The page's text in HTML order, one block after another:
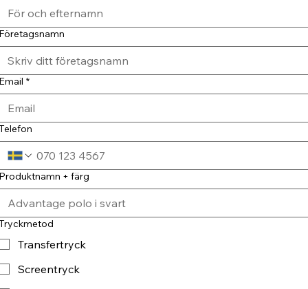
*
+ färg
Transfertryck
Screentryck